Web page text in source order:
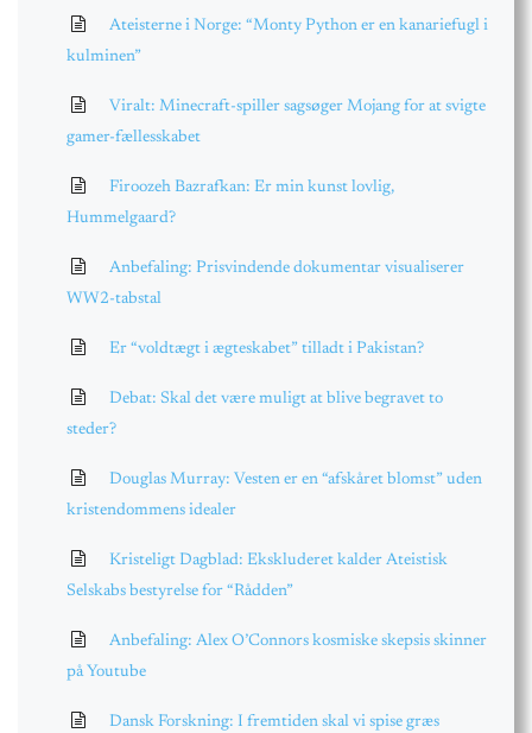
Ateisterne i Norge: “Monty Python er en kanariefugl i
kulminen”
Viralt: Minecraft-spiller sagsøger Mojang for at svigte
gamer-fællesskabet
Firoozeh Bazrafkan: Er min kunst lovlig,
Hummelgaard?
Anbefaling: Prisvindende dokumentar visualiserer
WW2-tabstal
Er “voldtægt i ægteskabet” tilladt i Pakistan?
Debat: Skal det være muligt at blive begravet to
steder?
Douglas Murray: Vesten er en “afskåret blomst” uden
kristendommens idealer
Kristeligt Dagblad: Ekskluderet kalder Ateistisk
Selskabs bestyrelse for “Rådden”
Anbefaling: Alex O’Connors kosmiske skepsis skinner
på Youtube
Dansk Forskning: I fremtiden skal vi spise græs